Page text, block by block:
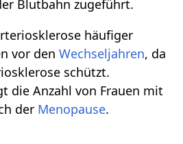
Blutbahn zugeführt.
häufiger
vor denWechseljahren, da
schützt.
die Anzahl von Frauen mit
der Menopause.